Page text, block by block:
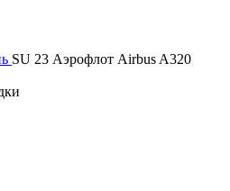
SU 23 Аэрофлот Airbus A320